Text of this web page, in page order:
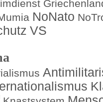
NoNato
VS